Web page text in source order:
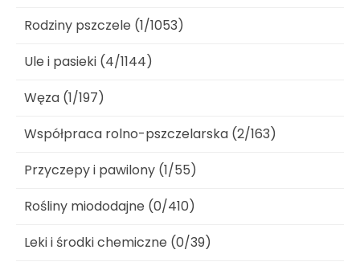
Rodziny pszczele (1/1053)
Ule i pasieki (4/1144)
Węza (1/197)
Współpraca rolno-pszczelarska (2/163)
Przyczepy i pawilony (1/55)
Rośliny miododajne (0/410)
Leki i środki chemiczne (0/39)